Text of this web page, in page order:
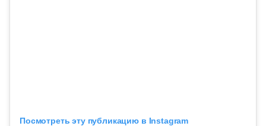
Посмотреть эту публикацию в Instagram